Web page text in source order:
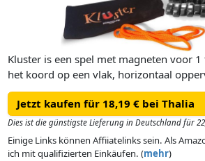
Kluster is een spel met magneten voor 1
het koord op een vlak, horizontaal
naar keuze. Verdeel de 24 magneten
eerste speler die al z’n mageneten kan
Jetzt kaufen für 18,19 € bei Thalia
Dies ist die günstigste Lieferung in Deutschland für
Einige Links können Affiiatelinks sein. Als
ich mit qualifizierten Einkäufen. (mehr)